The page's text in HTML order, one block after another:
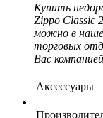
Купить
Zippo Classic
можно в
торговых
Вас
Аксессуары